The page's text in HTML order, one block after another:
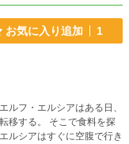
お気に入り追加 1
ルフ・エルシアはある日、
移する。 そこで食料を探
ルシアはすぐに空腹で行き